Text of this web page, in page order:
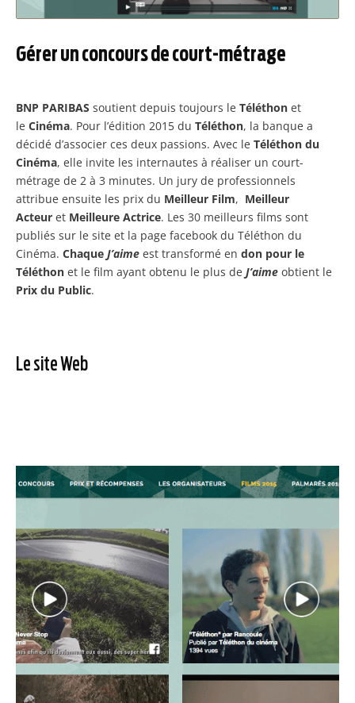
Gérer un concours de court-métrage
BNP PARIBAS soutient depuis toujours le Téléthon et
le Cinéma. Pour l’édition 2015 du Téléthon, la banque a
décidé d’associer ces deux passions. Avec le Téléthon du
Cinéma, elle invite les internautes à réaliser un court-
métrage de 2 à 3 minutes. Un jury de professionnels
attribue ensuite les prix du Meilleur Film, Meilleur
Acteur et Meilleure Actrice. Les 30 meilleurs films sont
publiés sur le site et la page facebook du Téléthon du
Cinéma. Chaque J’aime est transformé en don pour le
Téléthon et le film ayant obtenu le plus de J’aime obtient le
Prix du Public.
Le site Web